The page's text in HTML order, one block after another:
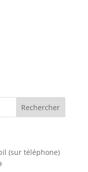
(sur téléphone)